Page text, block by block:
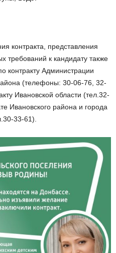
контракта, представления
требований к кандидату также
контракту Администрации
(телефоны: 30-06-76, 32-
Ивановской области (тел.32-
Ивановского района и города
33-61).